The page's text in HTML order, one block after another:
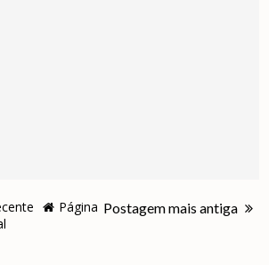
Postagem mais antiga
Página